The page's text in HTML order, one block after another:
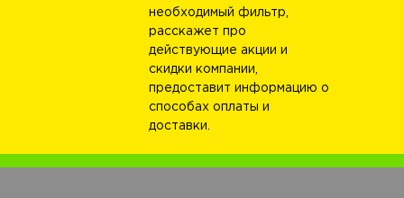
необходимый фильтр,
расскажет про
действующие акции и
скидки компании,
предоставит информацию о
способах оплаты и
доставки.